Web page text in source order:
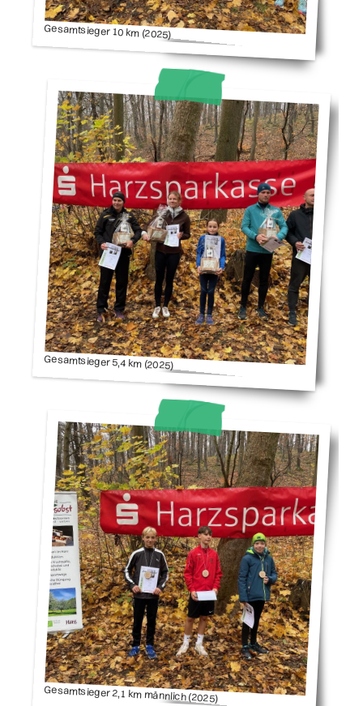
Gesamtsieger 10 km (2025)
Gesamtsieger 5,4 km (2025)
Gesamtsieger 2,1 km männlich (2025)